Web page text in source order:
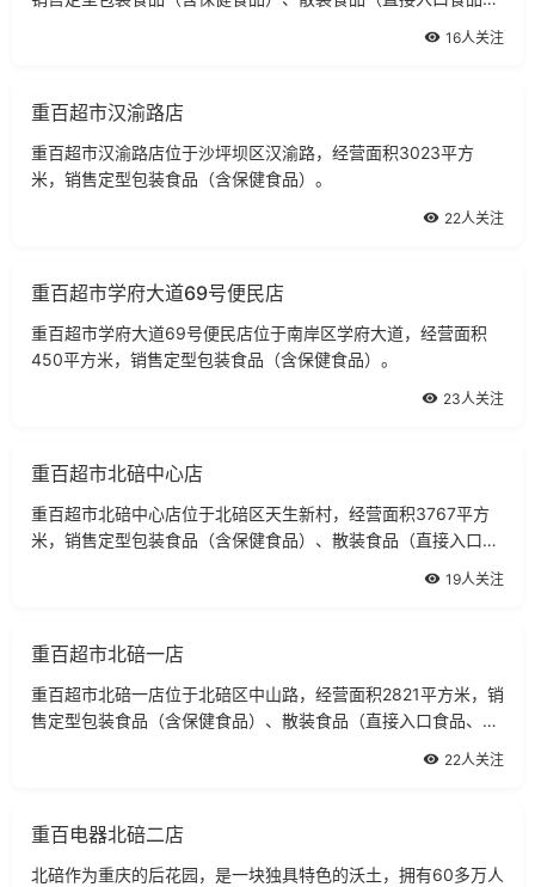
16人关注
重百超市汉渝路店
重百超市汉渝路店位于沙坪坝区汉渝路，经营面积3023平方
米，销售定型包装食品（含保健食品）。
22人关注
重百超市学府大道69号便民店
重百超市学府大道69号便民店位于南岸区学府大道，经营面积
450平方米，销售定型包装食品（含保健食品）。
23人关注
重百超市北碚中心店
重百超市北碚中心店位于北碚区天生新村，经营面积3767平方
米，销售定型包装食品（含保健食品）、散装食品（直接入口食
19人关注
重百超市北碚一店
重百超市北碚一店位于北碚区中山路，经营面积2821平方米，销
售定型包装食品（含保健食品）、散装食品（直接入口食品、非
22人关注
重百电器北碚二店
北碚作为重庆的后花园，是一块独具特色的沃土，拥有60多万人